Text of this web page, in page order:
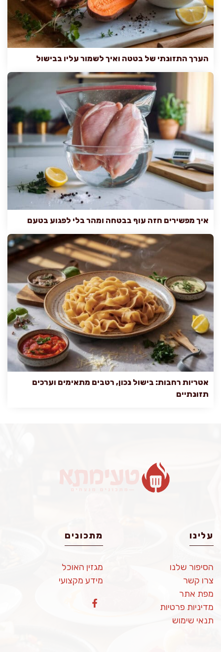
הערך התזונתי של בטטה ואיך לשמור עליו בבישול
איך מפשירים חזה עוף בבטחה ומהר בלי לפגוע בטעם
אטריות רחבות: בישול נכון, רטבים מתאימים וערכים
תזונתיים
עלינו
הסיפור שלנו
צרו קשר
מפת אתר
מדיניות פרטיות
תנאי שימוש
מתכונים
מגזין האוכל
מידע מקצועי